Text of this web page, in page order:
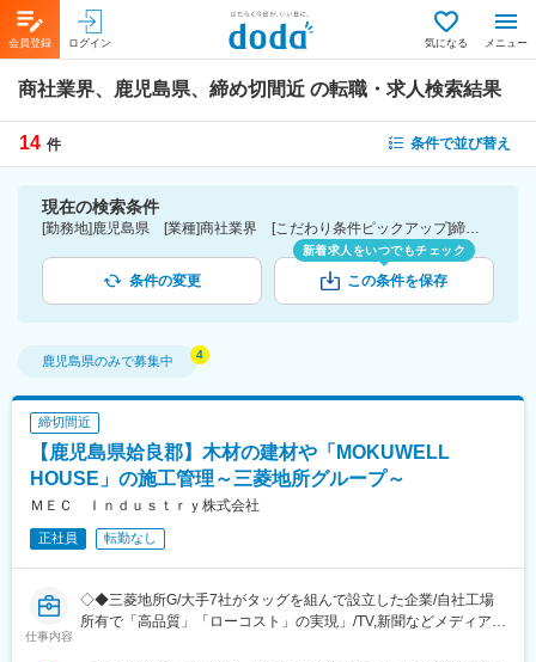
会員登録 ログイン 気になる メニュー
商社業界、鹿児島県、締め切間近 の転職・求人検索結果
14 件 条件で並び替え
現在の検索条件
[勤務地]鹿児島県 [業種]商社業界 [こだわり条件ピックアップ]締切間近
条件の変更
新着求人をいつでもチェック
この条件を保存
鹿児島県のみで募集中
締切間近
【鹿児島県姶良郡】木材の建材や「MOKUWELL
HOUSE」の施工管理～三菱地所グループ～
ＭＥＣ Ｉｎｄｕｓｔｒｙ株式会社
正社員 転勤なし
仕事内容
◇◆三菱地所G/大手7社がタッグを組んで設立した企業/自社工場
所有で「高品質」「ローコスト」の実現」/TV,新聞などメディア掲